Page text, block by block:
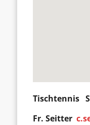
Tischtennis
Fr. Seitter